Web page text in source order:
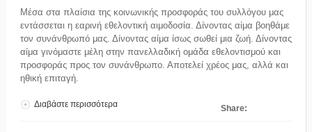
Μέσα στα πλαίσια της κοινωνικής προσφοράς του συλλόγου μας
εντάσσεται η εαρινή εθελοντική αιμοδοσία. Δίνοντας αίμα βοηθάμε
τον συνάνθρωπό μας. Δίνοντας αίμα ίσως σωθεί μια ζωή. Δίνοντας
αίμα γινόμαστε μέλη στην πανελλαδική ομάδα εθελοντισμού και
προσφοράς προς τον συνάνθρωπο. Αποτελεί χρέος μας, αλλά και
ηθική επιταγή.
Share:
Διαβάστε περισσότεραγια Εθελοντική Αιμοδοσία